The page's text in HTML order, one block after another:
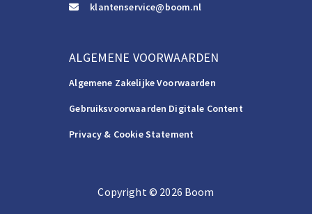
klantenservice@boom.nl
ALGEMENE VOORWAARDEN
Algemene Zakelijke Voorwaarden
Gebruiksvoorwaarden Digitale Content
Privacy & Cookie Statement
Copyright©️ 2026 Boom